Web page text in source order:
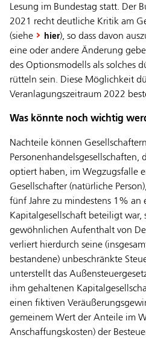
Lesung im Bundestag statt. Der
2021 recht deutliche Kritik am
(siehe
hier), so dass davon
eine oder andere Änderung
des Optionsmodells als solches
rütteln sein. Diese Möglichkeit
Veranlagungszeitraum 2022
Was könnte noch wichtig
Nachteile können
Personenhandelsgesellschaften,
optiert haben, im Wegzugsfalle
Gesellschafter (natürliche
fünf Jahre zu mindestens 1% an
Kapitalgesellschaft beteiligt war,
gewöhnlichen Aufenthalt von
verliert hierdurch seine
bestandene) unbeschränkte
unterstellt das
ihm gehaltenen
einen fiktiven
gemeinem Wert der Anteile im
Anschaffungskosten) der